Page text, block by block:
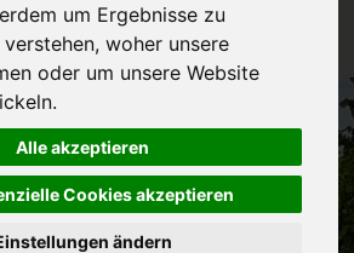
um Ergebnisse zu
woher unsere
oder um unsere Website
Alle akzeptieren
Cookies akzeptieren
ändern